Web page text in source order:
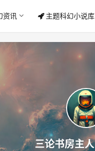
资讯 主题科幻小说库
三论书房主人